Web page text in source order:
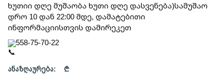
ხუთიი დღე მუშაობა ხუთი დღე დასვენება)სამუშაო
დრო 10 დან 22:00 მდე, დამატებითი
ინფორმაციისთვის დამირეკეთ
558-75-70-22
ანაზღაურება:
₾